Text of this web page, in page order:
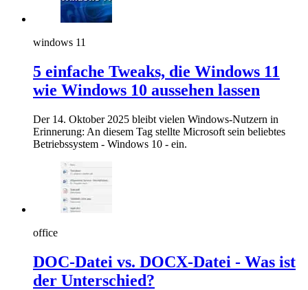
windows 11
5 einfache Tweaks, die Windows 11
wie Windows 10 aussehen lassen
Der 14. Oktober 2025 bleibt vielen Windows-Nutzern in
Erinnerung: An diesem Tag stellte Microsoft sein beliebtes
Betriebssystem - Windows 10 - ein.
office
DOC-Datei vs. DOCX-Datei - Was ist
der Unterschied?